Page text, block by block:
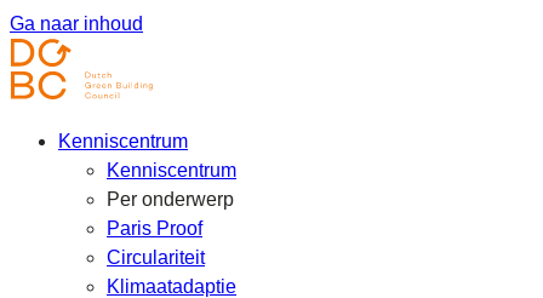
Ga naar inhoud
Kenniscentrum
Kenniscentrum
Per onderwerp
Paris Proof
Circulariteit
Klimaatadaptie